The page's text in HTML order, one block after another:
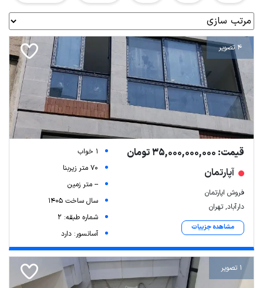
4 تصویر
قیمت: 35,000,000,000 تومان
آپارتمان
فروش اپارتمان
دارآباد, تهران
مشاهده جزییات
1 خواب
70 متر زیربنا
-- متر زمین
سال ساخت 1405
شماره طبقه: 2
آسانسور: دارد
1 تصویر